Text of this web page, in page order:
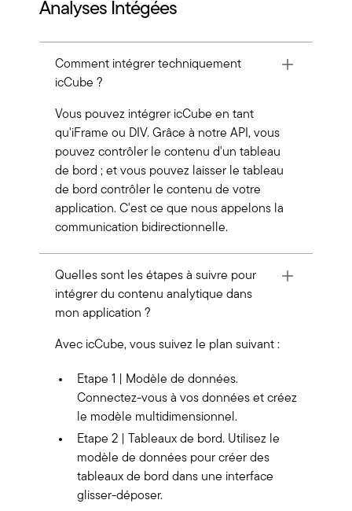
Analyses Intégées
Comment intégrer techniquement
icCube ?
Vous pouvez intégrer icCube en tant
qu'iFrame ou DIV. Grâce à notre API, vous
pouvez contrôler le contenu d'un tableau
de bord ; et vous pouvez laisser le tableau
de bord contrôler le contenu de votre
application. C'est ce que nous appelons la
communication bidirectionnelle.
Quelles sont les étapes à suivre pour
intégrer du contenu analytique dans
mon application ?
Avec icCube, vous suivez le plan suivant :
Etape 1 | Modèle de données.
Connectez-vous à vos données et créez
le modèle multidimensionnel.
Etape 2 | Tableaux de bord. Utilisez le
modèle de données pour créer des
tableaux de bord dans une interface
glisser-déposer.